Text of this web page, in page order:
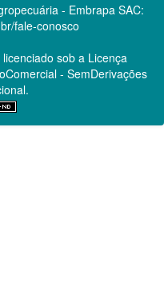
- Embrapa SAC:
fale-conosco
sob a Licença
- SemDerivações